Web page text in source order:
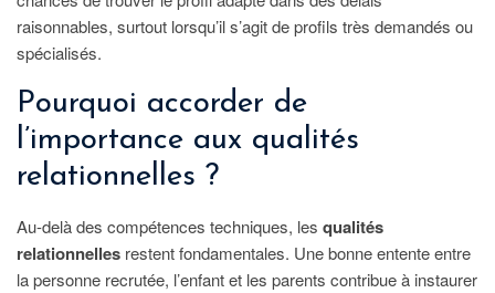
raisonnables, surtout lorsqu’il s’agit de profils très demandés ou
spécialisés.
Pourquoi accorder de
l’importance aux qualités
relationnelles ?
Au-delà des compétences techniques, les qualités
relationnelles restent fondamentales. Une bonne entente entre
la personne recrutée, l’enfant et les parents contribue à instaurer